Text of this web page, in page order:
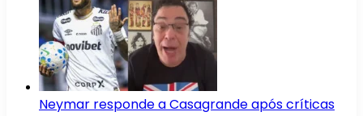
Neymar responde a Casagrande após críticas